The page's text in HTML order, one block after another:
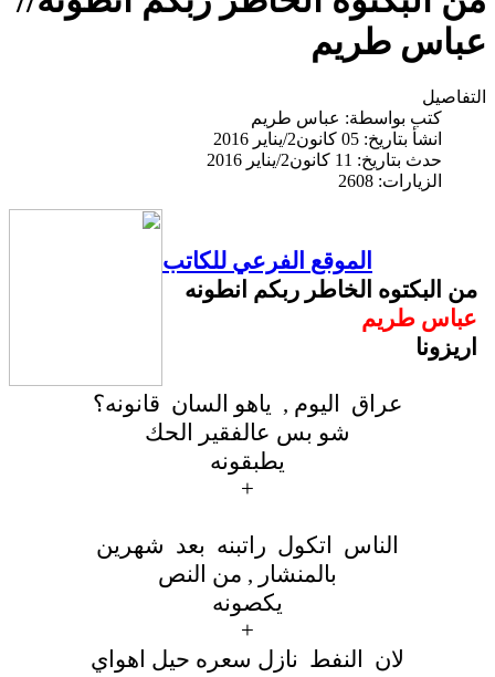
عباس طريم
التفاصيل
كتب بواسطة: عباس طريم
انشأ بتاريخ: 05 كانون2/يناير 2016
حدث بتاريخ: 11 كانون2/يناير 2016
الزيارات: 2608
الموقع الفرعي للكاتب
من البكتوه الخاطر ربكم انطونه
عباس طريم
اريزونا
عراق اليوم , ياهو السان قانونه؟
شو بس عالفقير الحك
يطبقونه
+
الناس اتكول راتبنه بعد شهرين
بالمنشار , من النص
يكصونه
+
لان النفط نازل سعره حيل اهواي